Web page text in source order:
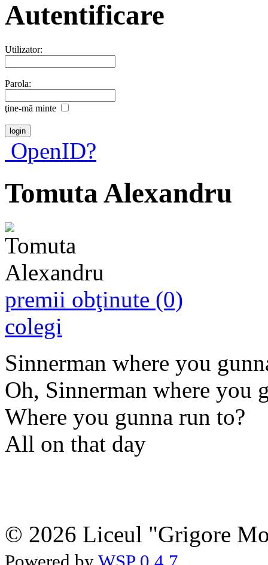
Autentificare
Utilizator:
Parola:
ţine-mã minte
OpenID?
Tomuta Alexandru
premii obţinute (0)
colegi
Sinnerman where you
Oh, Sinnerman where you
Where you gunna run to?
All on that day
© 2026 Liceul "Grigore
Powered by WSP 0.4.7